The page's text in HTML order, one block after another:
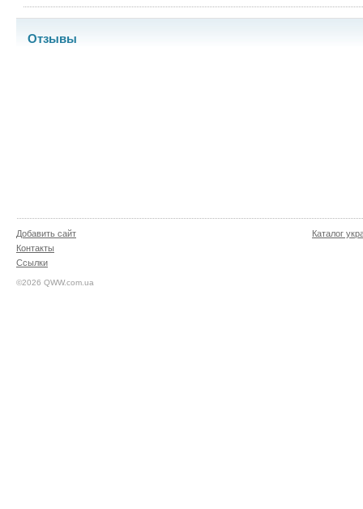
Отзывы
Добавить сайт
Контакты
Ссылки
©2026 QWW.com.ua
Каталог